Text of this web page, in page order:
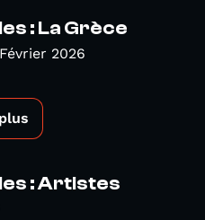
: La Grèce
2026
: Artistes